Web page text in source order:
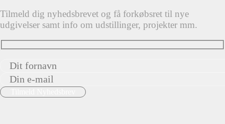
Tilmeld dig nyhedsbrevet og få forkøbsret til nye
udgivelser samt info om udstillinger, projekter mm.